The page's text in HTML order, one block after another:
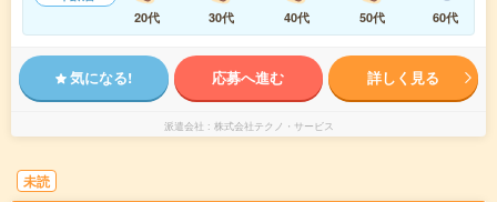
20代
30代 40代 50代 60代
気になる! 応募へ進む 詳しく見る
派遣会社 株式会社テクノ・サービス
未読